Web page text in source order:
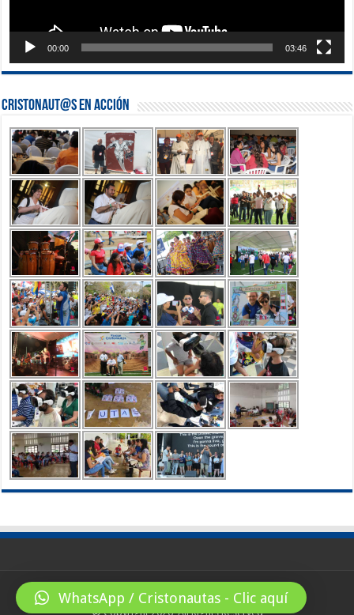
00:00 03:46
Cristonaut@s en Acción
© Copyright 2026, All Rights Reserved
WhatsApp / Cristonautas - Clic aquí